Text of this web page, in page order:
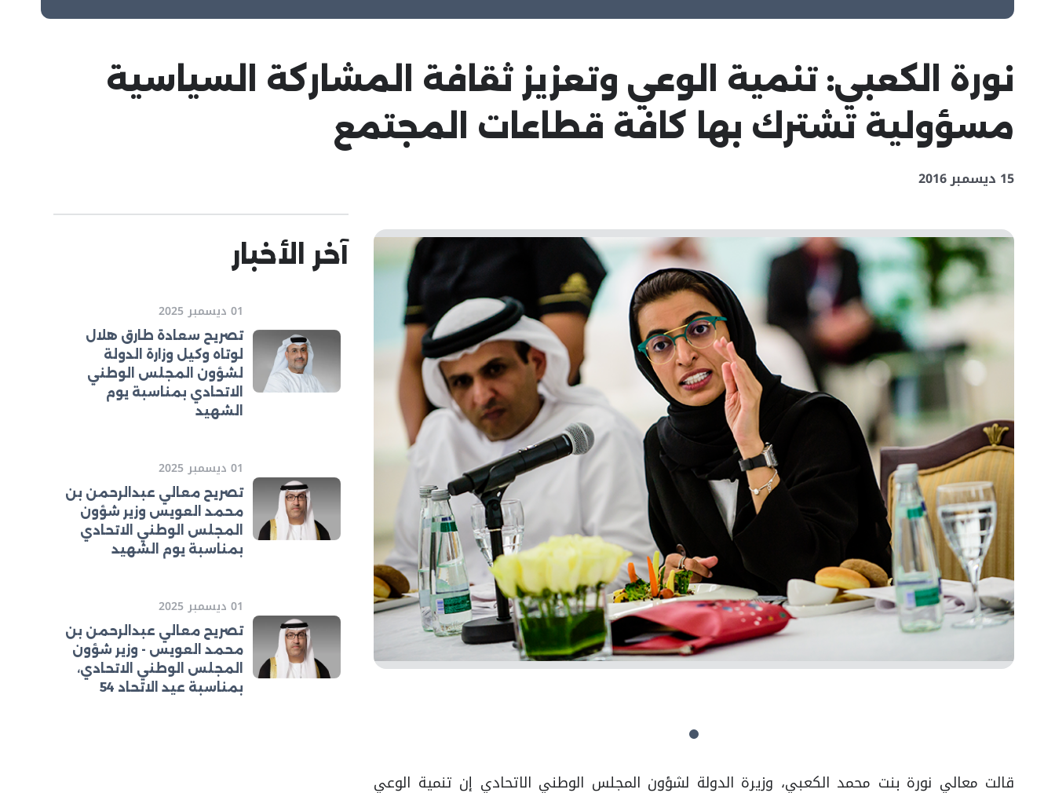
نورة الكعبي: تنمية الوعي وتعزيز ثقافة المشاركة السياسية
مسؤولية تشترك بها كافة قطاعات المجتمع
15 ديسمبر 2016
قالت معالي نورة بنت محمد الكعبي، وزيرة الدولة لشؤون المجلس الوطني الاتحادي إن تنمية الوعي
آخر الأخبار
01 ديسمبر 2025
تصريح سعادة طارق هلال
لوتاه وكيل وزارة الدولة
لشؤون المجلس الوطني
الاتحادي بمناسبة يوم
الشهيد
01 ديسمبر 2025
تصريح معالي عبدالرحمن بن
محمد العويس وزير شؤون
المجلس الوطني الاتحادي
بمناسبة يوم الشهيد
01 ديسمبر 2025
تصريح معالي عبدالرحمن بن
محمد العويس - وزير شؤون
المجلس الوطني الاتحادي،
بمناسبة عيد الاتحاد 54